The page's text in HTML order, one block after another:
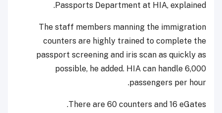
Passports Department at HIA, explained.
The staff members manning the immigration
counters are highly trained to complete the
passport screening and iris scan as quickly as
possible, he added. HIA can handle 6,000
passengers per hour.
There are 60 counters and 16 eGates.